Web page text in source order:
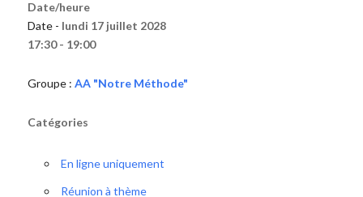
Date/heure
Date - lundi 17 juillet 2028
17:30 - 19:00
Groupe : AA "Notre Méthode"
Catégories
En ligne uniquement
Réunion à thème